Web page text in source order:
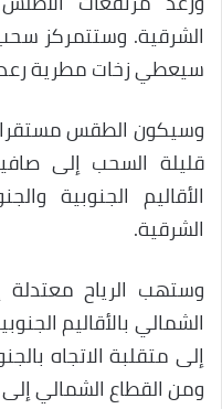
الشرقية. وستتمركز سحب
سيعطي زخات مطرية
وسيكون الطقس مستقرا
قليلة السحب إلى
الأقاليم الجنوبية
الشرقية.
وستهب الرياح
الشمالي بالأقاليم
إلى متقلبة الاتجاه
ومن القطاع الشمالي إلى